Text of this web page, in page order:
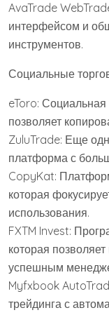
AvaTrade
интерфейсом и
инструментов.
Социальные
eToro:
позволяет
ZuluTrade: Еще
платформа с
CopyKat:
которая
использования.
FXTM Invest:
которая
успешным
Myfxbook
трейдинга с